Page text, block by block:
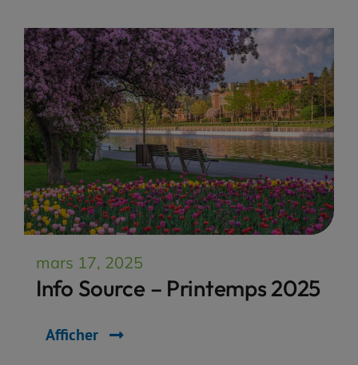
mars 17, 2025
Info Source – Printemps 2025
Afficher